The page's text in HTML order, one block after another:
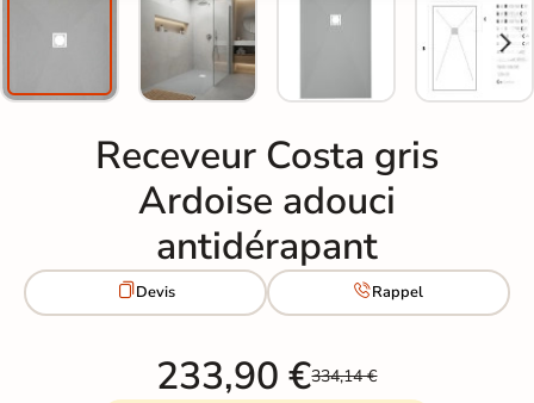
Receveur Costa gris
Ardoise adouci
antidérapant
Devis Rappel
233,90 €334,14 €